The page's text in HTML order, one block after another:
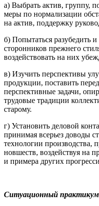
а) Выбрать актив, группу,
меры по нормализации
на актив, поддержку
б) Попытаться разубедить
сторонников прежнего
воздействовать на них
в) Изучить перспективы
продукции, поставить
перспективные задачи,
трудовые традиции
старому.
г) Установить деловой
принимая всерьез доводы
технологии производства,
новшеств, воздействуя на
и примера других
Ситуационный практикум